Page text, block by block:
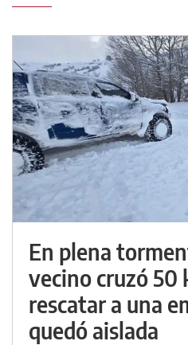
En plena
vecino cruzó 50
rescatar a una
quedó aislada